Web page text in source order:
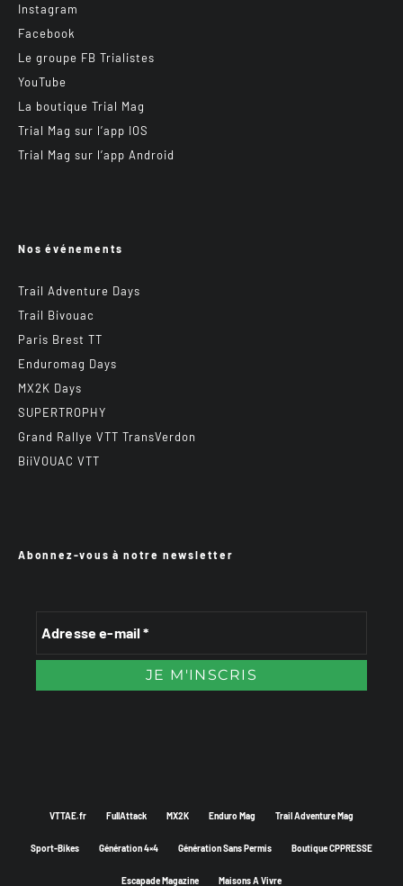
Instagram
Facebook
Le groupe FB Trialistes
YouTube
La boutique Trial Mag
Trial Mag sur l’app IOS
Trial Mag sur l’app Android
Nos événements
Trail Adventure Days
Trail Bivouac
Paris Brest TT
Enduromag Days
MX2K Days
SUPERTROPHY
Grand Rallye VTT TransVerdon
BiiVOUAC VTT
Abonnez-vous à notre newsletter
VTTAE.fr FullAttack MX2K Enduro Mag Trail Adventure Mag
Sport-Bikes Génération 4×4 Génération Sans Permis Boutique CPPRESSE
Escapade Magazine Maisons A Vivre